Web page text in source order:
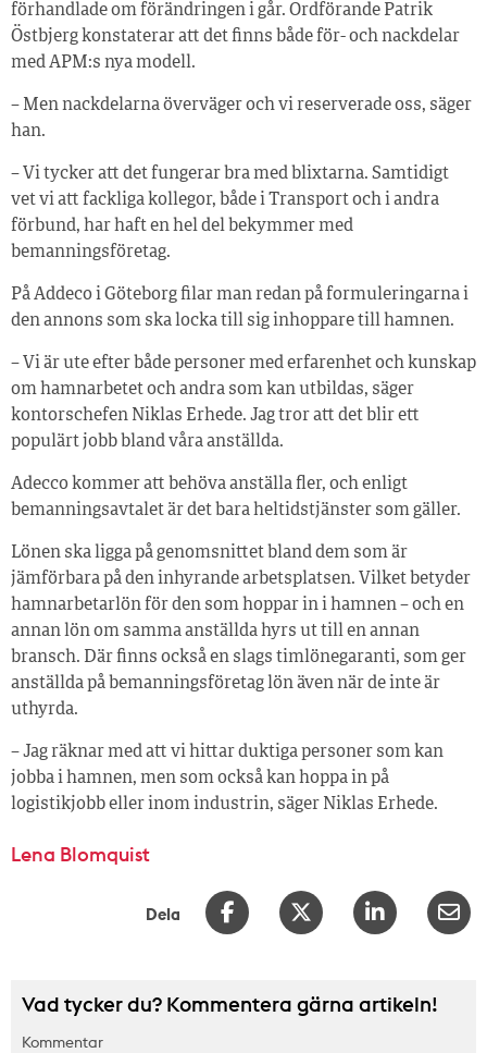
förhandlade om förändringen i går. Ordförande Patrik
Östbjerg konstaterar att det finns både för- och nackdelar
med APM:s nya modell.
– Men nackdelarna överväger och vi reserverade oss, säger
han.
– Vi tycker att det fungerar bra med blixtarna. Samtidigt
vet vi att fackliga kollegor, både i Transport och i andra
förbund, har haft en hel del bekymmer med
bemanningsföretag.
På Addeco i Göteborg filar man redan på formuleringarna i
den annons som ska locka till sig inhoppare till hamnen.
– Vi är ute efter både personer med erfarenhet och kunskap
om hamnarbetet och andra som kan utbildas, säger
kontorschefen Niklas Erhede. Jag tror att det blir ett
populärt jobb bland våra anställda.
Adecco kommer att behöva anställa fler, och enligt
bemanningsavtalet är det bara heltidstjänster som gäller.
Lönen ska ligga på genomsnittet bland dem som är
jämförbara på den inhyrande arbetsplatsen. Vilket betyder
hamnarbetarlön för den som hoppar in i hamnen – och en
annan lön om samma anställda hyrs ut till en annan
bransch. Där finns också en slags timlönegaranti, som ger
anställda på bemanningsföretag lön även när de inte är
uthyrda.
– Jag räknar med att vi hittar duktiga personer som kan
jobba i hamnen, men som också kan hoppa in på
logistikjobb eller inom industrin, säger Niklas Erhede.
Lena Blomquist
Dela
Vad tycker du? Kommentera gärna artikeln!
Kommentar